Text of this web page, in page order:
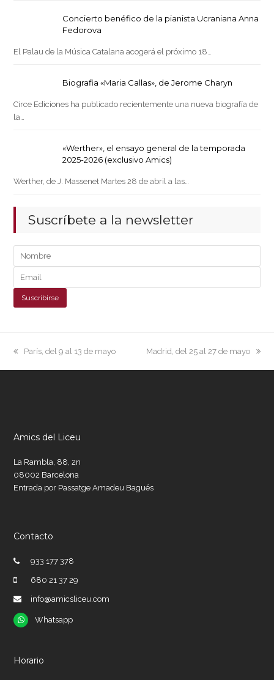
Concierto benéfico de la pianista Ucraniana Anna
Fedorova
El Palau de la Música Catalana acogerá el próximo 18…
Biografia «Maria Callas», de Jerome Charyn
Circe Ediciones ha publicado recientemente una nueva biografía de
la…
«Werther», el ensayo general de la temporada
2025-2026 (exclusivo Amics)
Werther, de J. Massenet Martes 28 de abril a las…
Suscríbete a la newsletter
previous
París, del 9 al 13 de mayo
next
Madrid, del 25 al 27 de mayo
Amics del Liceu
La Rambla, 88, 2n
08002 Barcelona
Entrada por Passatge Amadeu Bagués
Contacto
933 177 378
680 21 37 29
info@amicsliceu.com
Whatsapp
Whatsapp
Horario